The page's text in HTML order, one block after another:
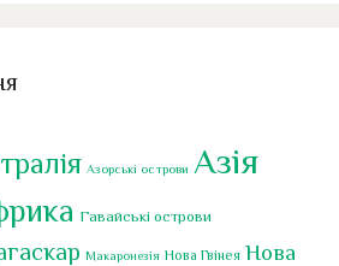
Азорські острови Азія
Гавайські острови
Макаронезія Нова Гвінея Нова